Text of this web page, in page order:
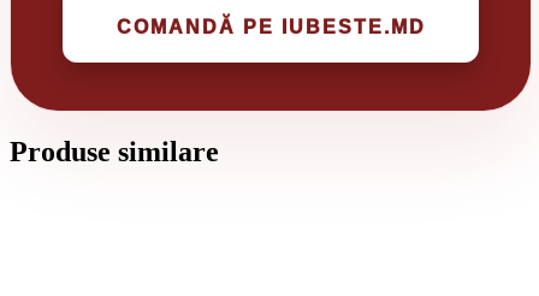
COMANDĂ PE IUBESTE.MD
Produse similare